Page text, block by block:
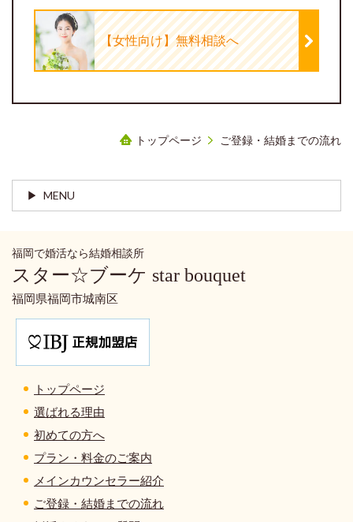
【女性向け】無料相談へ
トップページ ご登録・結婚までの流れ
MENU
福岡で婚活なら結婚相談所
スター☆ブーケ star bouquet
福岡県福岡市城南区
トップページ
選ばれる理由
初めての方へ
プラン・料金のご案内
メインカウンセラー紹介
ご登録・結婚までの流れ